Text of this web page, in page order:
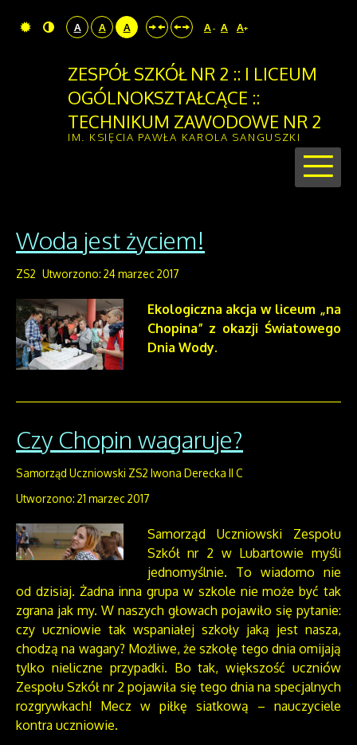
A A A A- A A+
ZESPÓŁ SZKÓŁ NR 2 :: I LICEUM
OGÓLNOKSZTAŁCĄCE ::
TECHNIKUM ZAWODOWE NR 2
IM. KSIĘCIA PAWŁA KAROLA SANGUSZKI
Woda jest życiem!
ZS2 Utworzono: 24 marzec 2017
Ekologiczna akcja w liceum „na
Chopina” z okazji Światowego
Dnia Wody.
Czy Chopin wagaruje?
Samorząd Uczniowski ZS2 Iwona Derecka II C
Utworzono: 21 marzec 2017
Samorząd Uczniowski Zespołu
Szkół nr 2 w Lubartowie myśli
jednomyślnie. To wiadomo nie
od dzisiaj. Żadna inna grupa w szkole nie może być tak
zgrana jak my. W naszych głowach pojawiło się pytanie:
czy uczniowie tak wspaniałej szkoły jaką jest nasza,
chodzą na wagary? Możliwe, że szkołę tego dnia omijają
tylko nieliczne przypadki. Bo tak, większość uczniów
Zespołu Szkół nr 2 pojawiła się tego dnia na specjalnych
rozgrywkach! Mecz w piłkę siatkową – nauczyciele
kontra uczniowie.